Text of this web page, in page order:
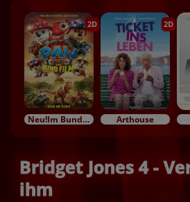
2D
Neu!Im Bundesstart
2D
Arthouse
Bridget Jones 4 -
ihm